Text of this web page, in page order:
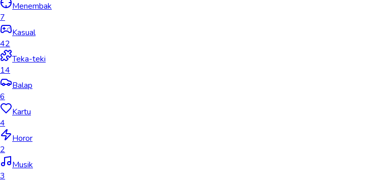
Menembak
7
Kasual
42
Teka-teki
14
Balap
6
Kartu
4
Horor
2
Musik
3